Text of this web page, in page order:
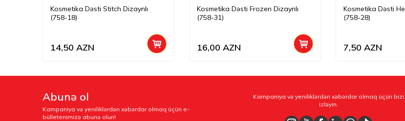
Kosmetika Dəsti Stitch Dizaynlı
(758-18)
14,50 AZN
Kosmetika Dəsti Frozen Dizaynlı
(758-31)
16,00 AZN
Kosmetika Dəsti
(758-28)
7,50 AZN
Abunə ol
Kampaniya və yeniliklərdən xəbərdar olmaq üçün e-
bülletenimizə abunə olun!
Kampaniya və yeniliklərdən xəbərdar olmaq üçün bizi
izləyin.